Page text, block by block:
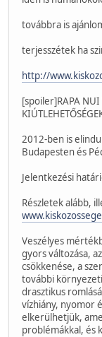
továbbra is
terjesszétek ha
http://
[spoiler]RAPA NUI
2012-ben is
Budapesten és
Jelentkezési
Részletek alább,
Veszélyes
gyors változása,
csökkenése, a
további
drasztikus
vízhiány, nyomor
elkerülhetjük,
problémákkal, és